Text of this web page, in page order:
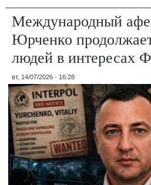
Международный
Юрченко
людей в интересах
вт, 14/07/2026 - 16:28